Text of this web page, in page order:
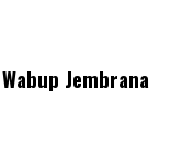
Jembrana